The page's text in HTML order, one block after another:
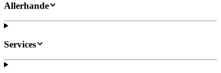
Allerhande
Services